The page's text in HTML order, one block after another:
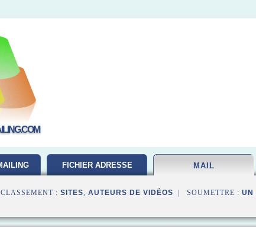
FICHIER ADRESSE MAIL
: SITES, AUTEURS DE VIDÉOS | SOUMETTRE : UN